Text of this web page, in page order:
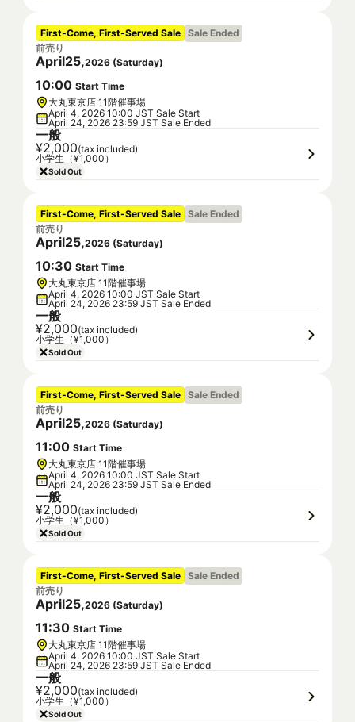
First-Come, First-Served Sale Sale Ended
前売り
April25,2026 (Saturday)
10:00 Start Time
大丸東京店 11階催事場
April 4, 2026 10:00 JST Sale Start
April 24, 2026 23:59 JST Sale Ended
一般
¥2,000(tax included)
小学生（¥1,000）
Sold Out
First-Come, First-Served Sale Sale Ended
前売り
April25,2026 (Saturday)
10:30 Start Time
大丸東京店 11階催事場
April 4, 2026 10:00 JST Sale Start
April 24, 2026 23:59 JST Sale Ended
一般
¥2,000(tax included)
小学生（¥1,000）
Sold Out
First-Come, First-Served Sale Sale Ended
前売り
April25,2026 (Saturday)
11:00 Start Time
大丸東京店 11階催事場
April 4, 2026 10:00 JST Sale Start
April 24, 2026 23:59 JST Sale Ended
一般
¥2,000(tax included)
小学生（¥1,000）
Sold Out
First-Come, First-Served Sale Sale Ended
前売り
April25,2026 (Saturday)
11:30 Start Time
大丸東京店 11階催事場
April 4, 2026 10:00 JST Sale Start
April 24, 2026 23:59 JST Sale Ended
一般
¥2,000(tax included)
小学生（¥1,000）
Sold Out